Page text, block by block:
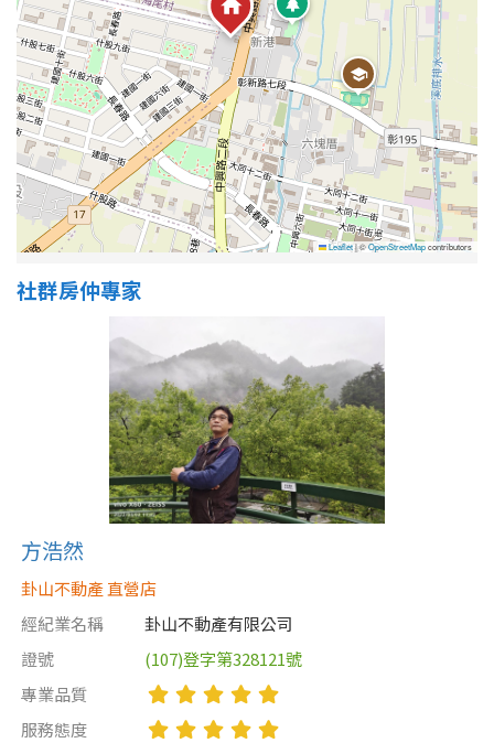
格局
不拘
1房
2房 3房
4房 5房以上
5 年以下
5-10 年 10-20 年
20-30 年 30-40 年
40 年以上
售價
Leaflet|©OpenStreetMapcontributors
社群房仲專家
方浩然
卦山不動產 直營店
經紀業名稱
卦山不動產有限公司
證號
(107)登字第328121號
專業品質
服務態度